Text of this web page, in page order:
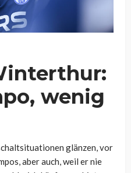
wenig
glänzen, vor
aber auch, weil er nie